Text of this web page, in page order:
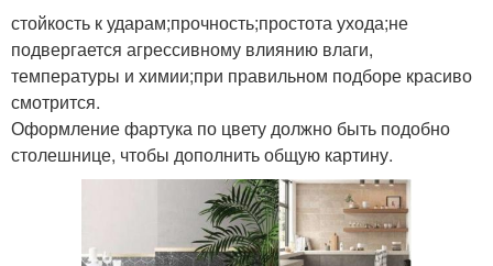
стойкость к ударам;прочность;простота ухода;не
подвергается агрессивному влиянию влаги,
температуры и химии;при правильном подборе красиво
смотрится.
Оформление фартука по цвету должно быть подобно
столешнице, чтобы дополнить общую картину.